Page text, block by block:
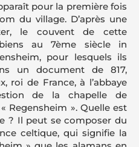
pour la première fois
du village. D’après une
le couvent de cette
au 7ème siècle in
pour lesquels ils
un document de 817,
roi de France, à l’abbaye
de la chapelle de
Regensheim ». Quelle est
? Il peut se composer du
celtique, qui signifie la